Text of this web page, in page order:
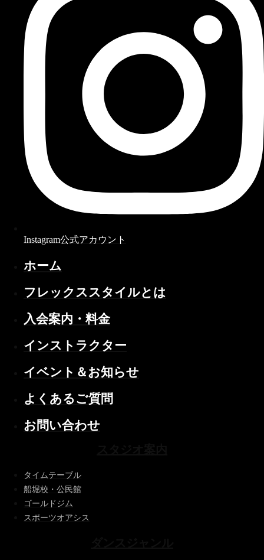
Instagram公式アカウント
ホーム
フレックススタイルとは
入会案内・料金
インストラクター
イベント＆お知らせ
よくあるご質問
お問い合わせ
タイムテーブル
船堀校・公民館
ゴールドジム
スポーツオアシス